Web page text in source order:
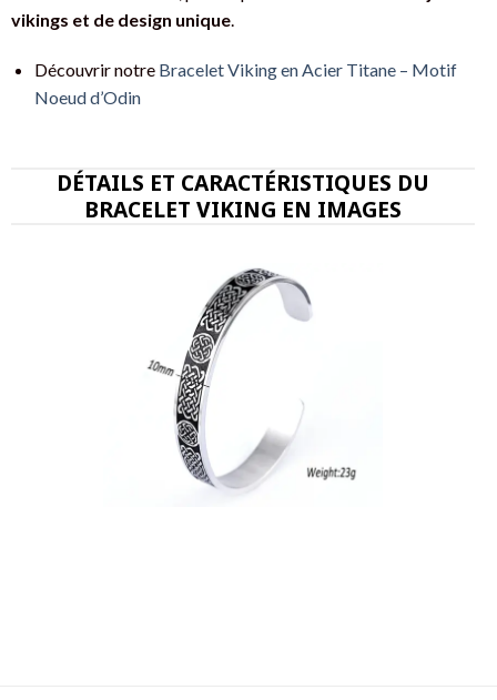
vikings et de design unique.
Découvrir notre Bracelet Viking en Acier Titane – Motif
Noeud d’Odin
DÉTAILS ET CARACTÉRISTIQUES DU
BRACELET VIKING EN IMAGES